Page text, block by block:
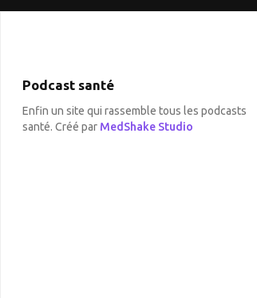
Podcast santé
Enfin un site qui rassemble tous les podcasts
santé. Créé par MedShake Studio